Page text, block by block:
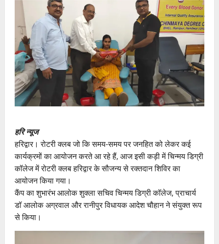
हरि न्यूज
हरिद्वार। रोटरी क्लब जो कि समय-समय पर जनहित को लेकर कई
कार्यक्रमों का आयोजन करते आ रहे हैं, आज इसी कड़ी में चिन्मय डिग्री
कॉलेज में रोटरी क्लब हरिद्वार के सौजन्य से रक्तदान शिविर का
आयोजन किया गया।
कैंप का शुभारंभ आलोक शुक्ला सचिव चिन्मय डिग्री कॉलेज, प्राचार्य
डॉ आलोक अग्रवाल और रानीपुर विधायक आदेश चौहान ने संयुक्त रूप
से किया।